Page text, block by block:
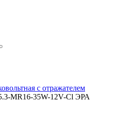
с отражателем
MR16-35W-12V-Cl ЭРА